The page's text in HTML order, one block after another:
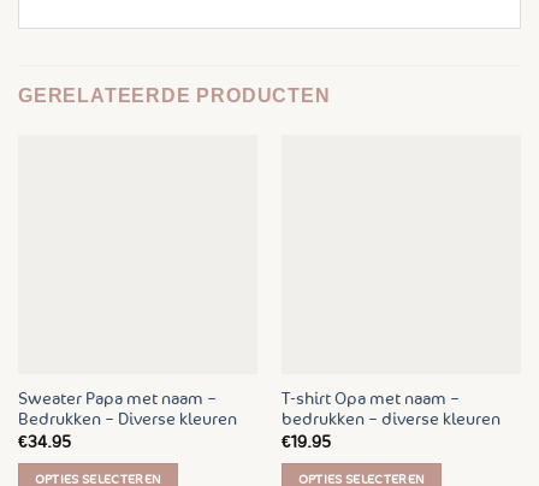
GERELATEERDE PRODUCTEN
Sweater Papa met naam –
Bedrukken – Diverse kleuren
€34.95
OPTIES SELECTEREN
T-shirt Opa met naam –
bedrukken – diverse kleuren
€19.95
OPTIES SELECTEREN